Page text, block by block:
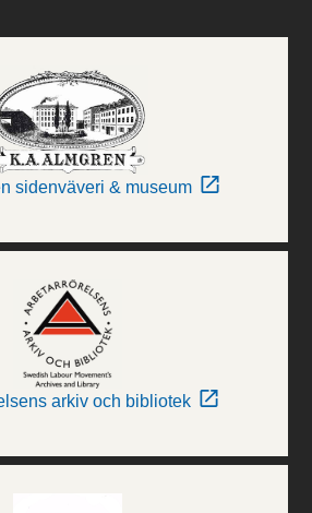
sidenväveri & museum
arkiv och bibliotek